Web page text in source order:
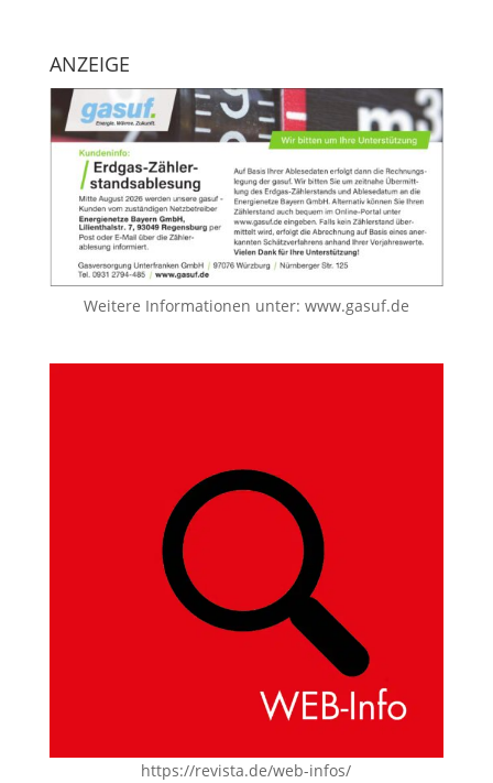
ANZEIGE
Weitere Informationen unter: www.gasuf.de
https://revista.de/web-infos/